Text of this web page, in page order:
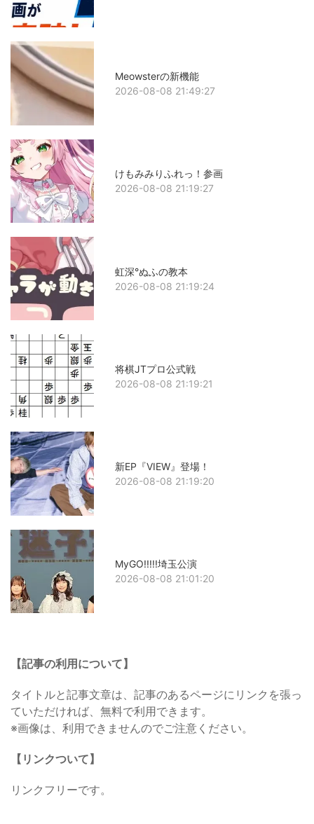
Meowsterの新機能
2026-08-08 21:49:27
けもみみりふれっ！参画
2026-08-08 21:19:27
虹深°ぬふの教本
2026-08-08 21:19:24
将棋JTプロ公式戦
2026-08-08 21:19:21
新EP『VIEW』登場！
2026-08-08 21:19:20
MyGO!!!!!埼玉公演
2026-08-08 21:01:20
【記事の利用について】
タイトルと記事文章は、記事のあるページにリンクを張っ
ていただければ、無料で利用できます。
※画像は、利用できませんのでご注意ください。
【リンクついて】
リンクフリーです。